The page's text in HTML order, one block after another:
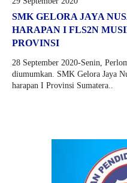
SMK GELORA JAYA
HARAPAN I FLS2N
PROVINSI
28 September 2020-Senin,
diumumkan. SMK Gelora Jaya
harapan I Provinsi Sumatera..